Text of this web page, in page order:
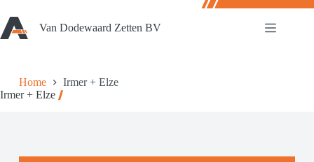
naar
de
inhoud
Van Dodewaard Zetten BV
Home
Irmer + Elze
Irmer + Elze